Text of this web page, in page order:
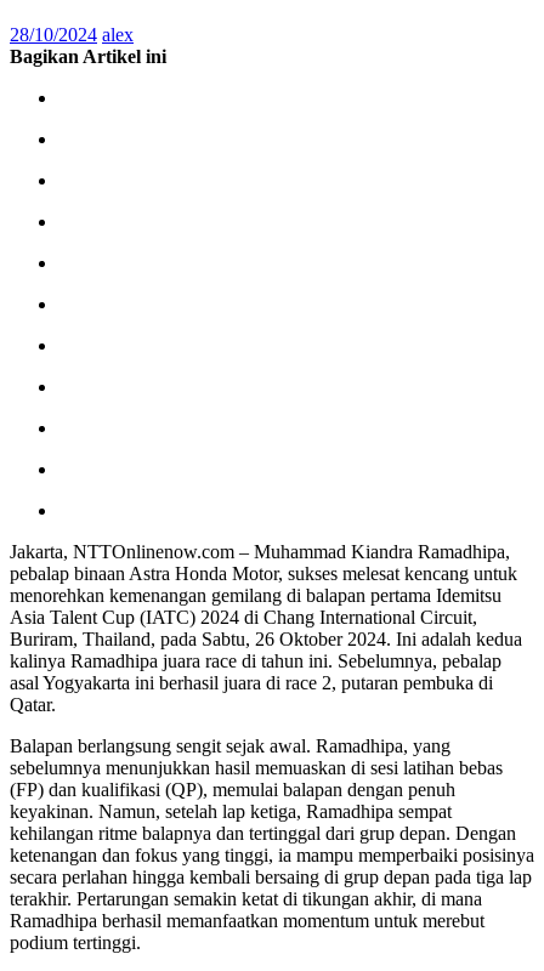
28/10/2024 alex
Bagikan Artikel ini
Jakarta, NTTOnlinenow.com – Muhammad Kiandra Ramadhipa,
pebalap binaan Astra Honda Motor, sukses melesat kencang untuk
menorehkan kemenangan gemilang di balapan pertama Idemitsu
Asia Talent Cup (IATC) 2024 di Chang International Circuit,
Buriram, Thailand, pada Sabtu, 26 Oktober 2024. Ini adalah kedua
kalinya Ramadhipa juara race di tahun ini. Sebelumnya, pebalap
asal Yogyakarta ini berhasil juara di race 2, putaran pembuka di
Qatar.
Balapan berlangsung sengit sejak awal. Ramadhipa, yang
sebelumnya menunjukkan hasil memuaskan di sesi latihan bebas
(FP) dan kualifikasi (QP), memulai balapan dengan penuh
keyakinan. Namun, setelah lap ketiga, Ramadhipa sempat
kehilangan ritme balapnya dan tertinggal dari grup depan. Dengan
ketenangan dan fokus yang tinggi, ia mampu memperbaiki posisinya
secara perlahan hingga kembali bersaing di grup depan pada tiga lap
terakhir. Pertarungan semakin ketat di tikungan akhir, di mana
Ramadhipa berhasil memanfaatkan momentum untuk merebut
podium tertinggi.